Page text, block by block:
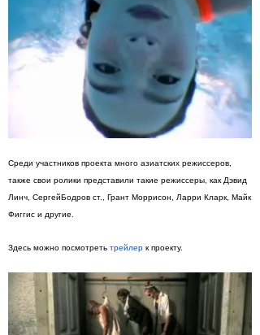
Среди участников проекта много азиатских режиссеров,
также свои ролики представили такие режиссеры, как Дэвид
Линч, СергейБодров ст., Грант Моррисон, Ларри Кларк, Майк
Фиггис и другие.
Здесь можно посмотреть трейлер к проекту.